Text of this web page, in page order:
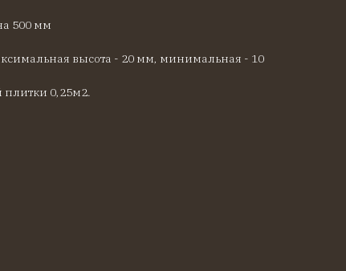
500 мм
высота - 20 мм, минимальная - 10
плитки 0,25м2.